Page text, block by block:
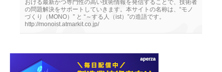
おける最新かつ専門性の高い技術情報を発信することで、技術者
の問題解決をサポートしていきます。本サイトの名称は、“モノ
づくり（MONO）” と “～する人（ist）”の造語です。
http://monoist.atmarkit.co.jp/